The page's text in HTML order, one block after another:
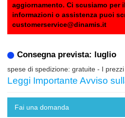
aggiornamento. Ci scusiamo per
informazioni o assistenza puoi
customerservice@dinamis.it
Consegna prevista: luglio
spese di spedizione: gratuite - I
Leggi Importante Avviso
Fai una domanda